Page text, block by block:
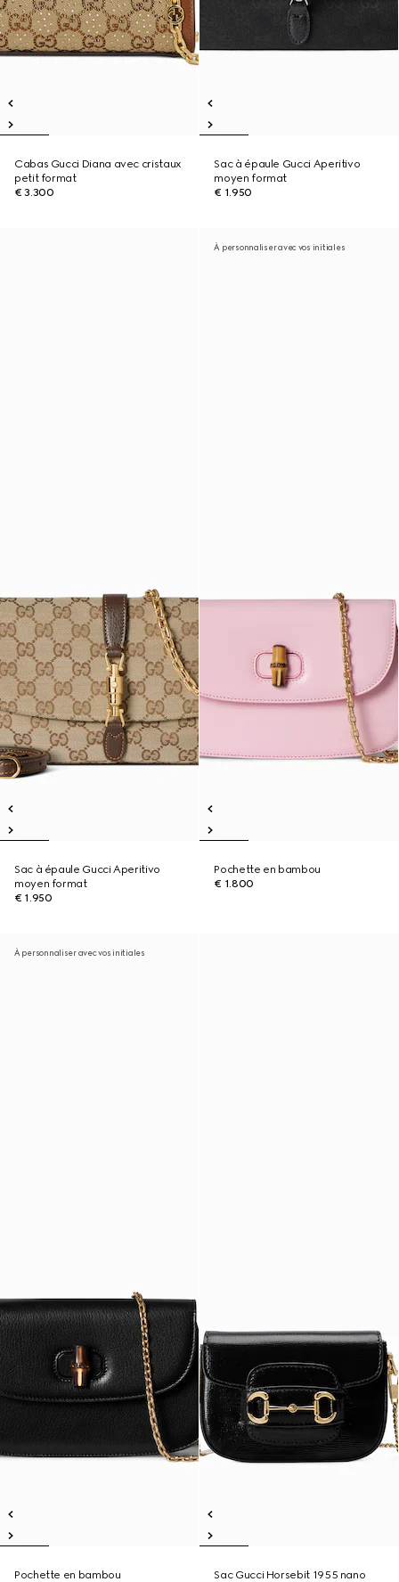
Cabas Gucci Diana avec cristaux
petit format
€ 3.300
Sac à épaule Gucci Aperitivo
moyen format
€ 1.950
Sac à épaule Gucci Aperitivo
moyen format
€ 1.950
À personnaliser avec vos initiales
Pochette en bambou
€ 1.800
À personnaliser avec vos initiales
Pochette en bambou
Sac Gucci Horsebit 1955 nano